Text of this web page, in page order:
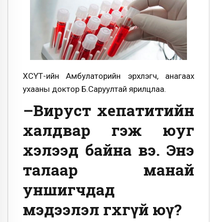
ХӨСҮТ-ийн Амбулаторийн эрхлэгч, анагаах
ухааны доктор Б.Саруултай ярилцлаа.
–Вируст хепатитийн
халдвар гэж юуг
хэлээд байна вэ. Энэ
талаар манай
уншигчдад
мэдээлэл өгөхгүй юү?